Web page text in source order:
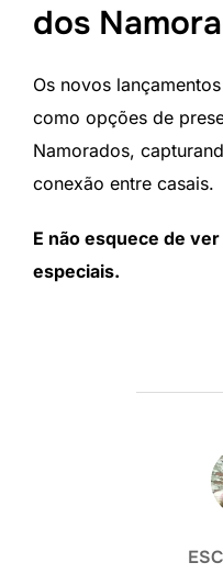
dos
Os novos
como opções de
Namorados,
conexão entre casais.
E não esquece de
especiais.